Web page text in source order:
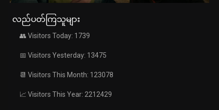
လည်ပတ်ကြသူများ
👥 Visitors Today: 1739
📅 Visitors Yesterday: 13475
📆 Visitors This Month: 123078
📈 Visitors This Year: 2212429